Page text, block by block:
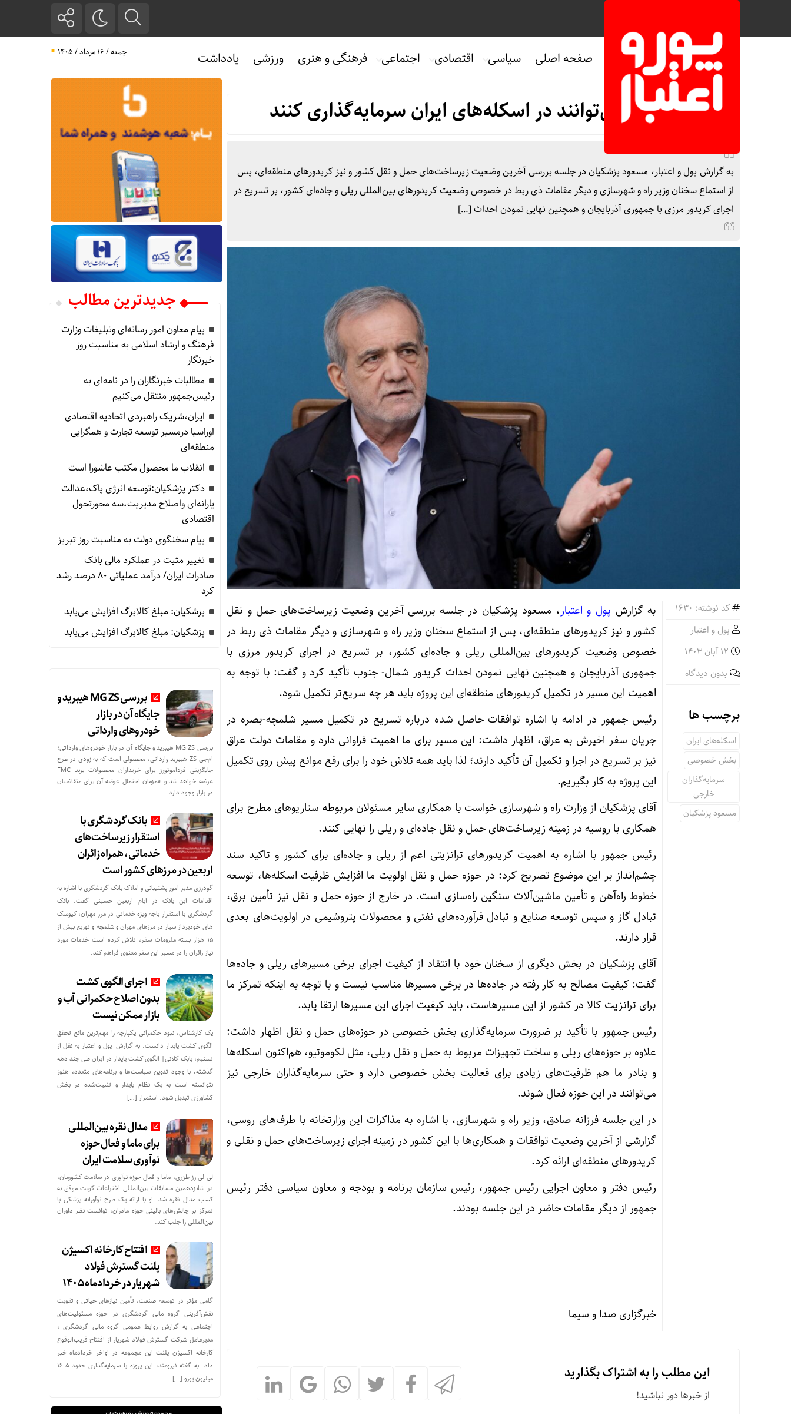
صفحه اصلی سیاسی اقتصادی اجتماعی فرهنگی و هنری ورزشی یادداشت جمعه / ۱۶ مرداد / ۱۴۰۵
صفحه نخست سیاسی ویژه
خارجی‌ها می‌توانند در اسکله‌های ایران سرمایه‌گذاری کنند
به گزارش پول و اعتبار، مسعود پزشکیان در جلسه بررسی آخرین وضعیت زیرساخت‌های حمل و نقل کشور و نیز کریدور‌های منطقه‌ای، پس
از استماع سخنان وزیر راه و شهرسازی و دیگر مقامات ذی ربط در خصوص وضعیت کریدور‌های بین‌المللی ریلی و جاده‌ای کشور، بر تسریع در
اجرای کریدور مرزی با جمهوری آذربایجان و همچنین نهایی نمودن احداث […]
کد نوشته: 1630
پول و اعتبار
بدون دیدگاه
برچسب ها
اسکله‌های ایران
بخش خصوصی
سرمایه‌گذاران
خارجی
مسعود پزشکیان
به گزارش پول و اعتبار، مسعود پزشکیان در جلسه بررسی آخرین وضعیت زیرساخت‌های حمل و نقل
کشور و نیز کریدور‌های منطقه‌ای، پس از استماع سخنان وزیر راه و شهرسازی و دیگر مقامات ذی ربط در
خصوص وضعیت کریدور‌های بین‌المللی ریلی و جاده‌ای کشور، بر تسریع در اجرای کریدور مرزی با
جمهوری آذربایجان و همچنین نهایی نمودن احداث کریدور شمال- جنوب تأکید کرد و گفت: با توجه به
اهمیت این مسیر در تکمیل کریدور‌های منطقه‌ای این پروژه باید هر چه سریع‌تر تکمیل شود.
رئیس جمهور در ادامه با اشاره توافقات حاصل شده درباره تسریع در تکمیل مسیر شلمچه-بصره در
جریان سفر اخیرش به عراق، اظهار داشت: این مسیر برای ما اهمیت فراوانی دارد و مقامات دولت عراق
نیز بر تسریع در اجرا و تکمیل آن تأکید دارند؛ لذا باید همه تلاش خود را برای رفع موانع پیش روی تکمیل
این پروژه به کار بگیریم.
آقای پزشکیان از وزارت راه و شهرسازی خواست با همکاری سایر مسئولان مربوطه سناریو‌های مطرح برای
همکاری با روسیه در زمینه زیرساخت‌های حمل و نقل جاده‌ای و ریلی را نهایی کنند.
رئیس جمهور با اشاره به اهمیت کریدور‌های ترانزیتی اعم از ریلی و جاده‌ای برای کشور و تاکید سند
چشم‌انداز بر این موضوع تصریح کرد: در حوزه حمل و نقل اولویت ما افزایش ظرفیت اسکله‌ها، توسعه
خطوط راه‌آهن و تأمین ماشین‌آلات سنگین راه‌سازی است. در خارج از حوزه حمل و نقل نیز تأمین برق،
تبادل گاز و سپس توسعه صنایع و تبادل فرآورده‌های نفتی و محصولات پتروشیمی در اولویت‌های بعدی
قرار دارند.
آقای پزشکیان در بخش دیگری از سخنان خود با انتقاد از کیفیت اجرای برخی مسیر‌های ریلی و جاده‌ها
گفت: کیفیت مصالح به کار رفته در جاده‌ها در برخی مسیر‌ها مناسب نیست و با توجه به اینکه تمرکز ما
برای ترانزیت کالا در کشور از این مسیرهاست، باید کیفیت اجرای این مسیر‌ها ارتقا یابد.
رئیس جمهور با تأکید بر ضرورت سرمایه‌گذاری بخش خصوصی در حوزه‌های حمل و نقل اظهار داشت:
علاوه بر حوزه‌های ریلی و ساخت تجهیزات مربوط به حمل و نقل ریلی، مثل لکوموتیو، هم‌اکنون اسکله‌ها
و بنادر ما هم ظرفیت‌های زیادی برای فعالیت بخش خصوصی دارد و حتی سرمایه‌گذاران خارجی نیز
می‌توانند در این حوزه فعال شوند.
در این جلسه فرزانه صادق، وزیر راه و شهرسازی، با اشاره به مذاکرات این وزارتخانه با طرف‌های روسی،
گزارشی از آخرین وضعیت توافقات و همکاری‌ها با این کشور در زمینه اجرای زیرساخت‌های حمل و نقلی و
کریدور‌های منطقه‌ای ارائه کرد.
رئیس دفتر و معاون اجرایی رئیس جمهور، رئیس سازمان برنامه و بودجه و معاون سیاسی دفتر رئیس
جمهور از دیگر مقامات حاضر در این جلسه بودند.
خبرگزاری صدا و سیما
این مطلب را به اشتراک بگذارید
از خبرها دور نباشید!
جدیدترین مطالب
پیام معاون امور رسانه‌ای وتبلیغات وزارت
فرهنگ و ارشاد اسلامی به مناسبت روز
خبرنگار
مطالبات خبرنگاران را در نامه‌ای به
رئیس‌جمهور منتقل می‌کنیم
ایران،شریک راهبردی اتحادیه اقتصادی
اوراسیا درمسیر توسعه تجارت و همگرایی
منطقه‌ای
انقلاب ما محصول مکتب عاشورا است
دکتر پزشکیان:توسعه انرژی پاک،عدالت
یارانه‌ای واصلاح مدیریت،سه محورتحول
اقتصادی
پیام سخنگوی دولت به مناسبت روز تبریز
تغییر مثبت در عملکرد مالی بانک
صادرات ایران/ درآمد عملیاتی 80 درصد رشد
کرد
پزشکیان: مبلغ کالابرگ افزایش می‌یابد
پزشکیان: مبلغ کالابرگ افزایش می‌یابد
بررسی MG ZS هیبرید و
جایگاه آن در بازار
خودروهای وارداتی
بررسی MG ZS هیبرید و جایگاه آن در بازار خودروهای وارداتی؛
ام‌جی ZS هیبرید وارداتی، محصولی است که به زودی در طرح
جایگزینی فرداموتورز برای خریداران محصولات برند FMC
عرضه خواهد شد و همزمان احتمال عرضه آن برای متقاضیان
در بازار وجود دارد.
بانک گردشگری با
استقرار زیرساخت‌های
خدماتی، همراه زائران
اربعین در مرزهای کشور است
گودرزی مدیر امور پشتیبانی و املاک بانک گردشگری با اشاره به
اقدامات این بانک در ایام اربعین حسینی گفت: بانک
گردشگری با استقرار باجه ویژه خدماتی در مرز مهران، کیوسک
های خودپرداز سیار در مرزهای مهران و شلمچه و توزیع بیش از
۱۵ هزار بسته ملزومات سفر، تلاش کرده است خدمات مورد
نیاز زائران را در مسیر این سفر معنوی فراهم کند.
اجرای الگوی کشت
بدون اصلاح حکمرانی آب و
بازار ممکن نیست
یک کارشناس، نبود حکمرانی یکپارچه را مهم‌ترین مانع تحقق
الگوی کشت پایدار دانست. به گزارش پول و اعتبار به نقل از
تسنیم، بابک کلانی| الگوی کشت پایدار در ایران طی چند دهه
گذشته، با وجود تدوین سیاست‌ها و برنامه‌های متعدد، هنوز
نتوانسته است به یک نظام پایدار و تثبیت‌شده در بخش
کشاورزی تبدیل شود. استمرار […]
مدال نقره بین‌المللی
برای ماما و فعال حوزه
نوآوری سلامت ایران
لی لی رز طزری، ماما و فعال حوزه نوآوری در سلامت کشورمان،
در شانزدهمین مسابقات بین‌المللی اختراعات کویت موفق به
کسب مدال نقره شد. او با ارائه یک طرح نوآورانه پزشکی با
تمرکز بر چالش‌های بالینی حوزه مادران، توانست نظر داوران
بین‌المللی را جلب کند.
افتتاح کارخانه اکسیژن
پلنت گسترش فولاد
شهریار در خردادماه ۱۴۰۵
گامی مؤثر در توسعه صنعت، تأمین نیازهای حیاتی و تقویت
نقش‌آفرینی گروه مالی گردشگری در حوزه مسئولیت‌های
اجتماعی به گزارش روابط عمومی گروه مالی گردشگری ،
مدیرعامل شرکت گسترش فولاد شهریار از افتتاح قریب‌الوقوع
کارخانه اکسیژن پلنت این مجموعه در اواخر خردادماه خبر
داد. به گفته نیرومند، این پروژه با سرمایه‌گذاری حدود ۱۶.۵
میلیون یورو […]